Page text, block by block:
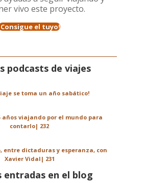
vivo este proyecto.
el tuyo!
podcasts de viajes
se toma un año sabático!
años viajando por el mundo para
contarlo| 232
entre dictaduras y esperanza, con
Xavier Vidal| 231
entradas en el blog